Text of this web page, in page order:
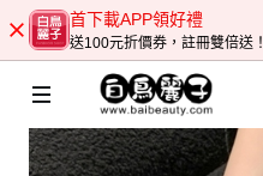
首下載APP領好禮
送100元折價券，註冊雙倍送！